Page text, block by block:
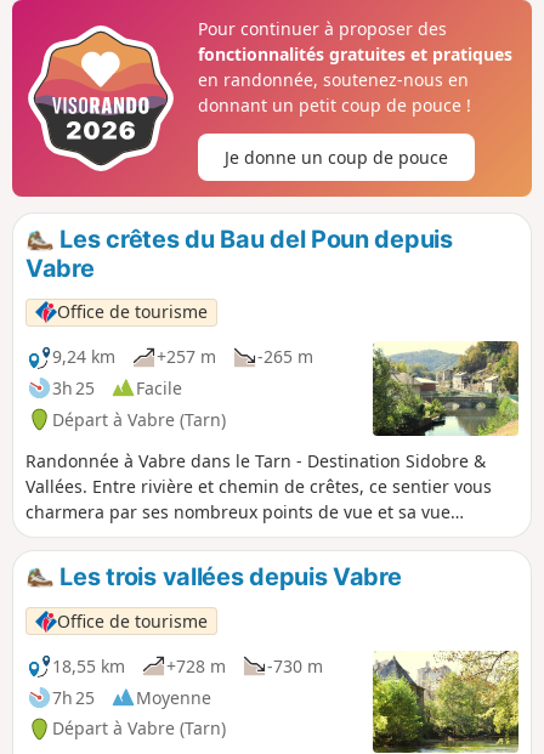
où vous apprécierez deux belles voûtes de granit.En fin de
parcours, prenez le temps de vous promener dans le
charmant village de Vabre à la découverte de son beffroi : le
Trauc de la Campana, de son temple, de ses divers lavoirs
restaurés et de ses spécialités gourmandes dans les
commerces locaux.
Pour continuer à proposer des
fonctionnalités gratuites et pratiques
en randonnée, soutenez-nous en
donnant un petit coup de pouce !
Je donne un coup de pouce
Les crêtes du Bau del Poun depuis
Vabre
Office de tourisme
9,24 km
+257 m
-265 m
3h 25
Facile
Départ à Vabre (Tarn)
Randonnée à Vabre dans le Tarn - Destination Sidobre &
Vallées. Entre rivière et chemin de crêtes, ce sentier vous
charmera par ses nombreux points de vue et sa vue
panoramique sur le village de Vabre. Sentier de randonnée,
en pleine nature, longeant le Gijou, en grande partie
ombragée, agrémenté de magnifiques points de vue sur le
chemin des crêtes.Vous pourrez également profiter de la
visite du village de Vabre, avec son beffroi datant du XIIIe
siècle, son exposition Maquis, son temple et ses nombreux
lavoirs restaurés (visite guidée proposée en juillet et août,
le mardi matin, sur réservation auprès de l’office de
tourisme).
Les trois vallées depuis Vabre
Office de tourisme
18,55 km
+728 m
-730 m
7h 25
Moyenne
Départ à Vabre (Tarn)